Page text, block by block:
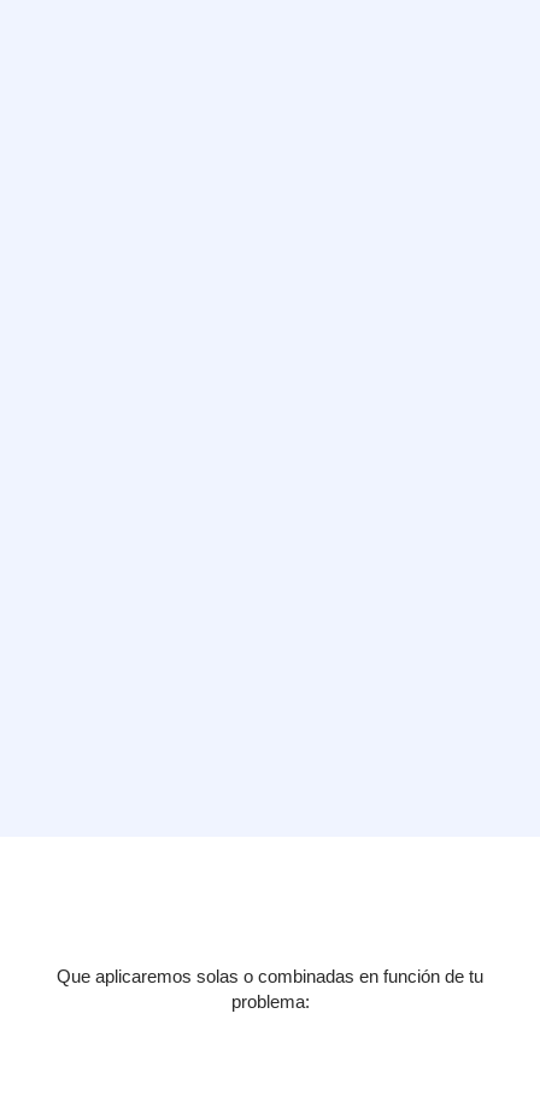
Que aplicaremos solas o combinadas en función de tu
problema: